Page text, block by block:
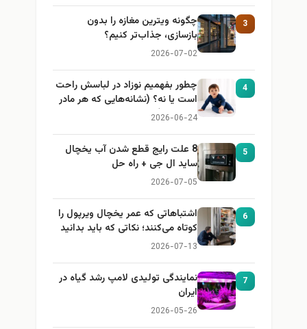
3
چگونه ویترین مغازه را بدون
بازسازی، جذاب‌تر کنیم؟
2026-07-02
4
چطور بفهمیم نوزاد در لباسش راحت
است یا نه؟ (نشانه‌هایی که هر مادر
باید بداند)
2026-06-24
5
8 علت رایج قطع شدن آب یخچال
ساید ال جی + راه حل
2026-07-05
6
اشتباهاتی که عمر یخچال ویرپول را
کوتاه می‌کنند؛ نکاتی که باید بدانید
2026-07-13
7
نمایندگی تولیدی لامپ رشد گیاه در
ایران
2026-05-26